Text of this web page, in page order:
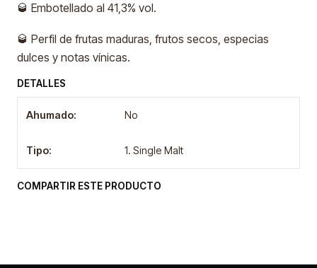
🥃 Embotellado al 41,3% vol.
🥃 Perfil de frutas maduras, frutos secos, especias
dulces y notas vínicas.
DETALLES
Ahumado: No
Tipo: 1. Single Malt
COMPARTIR ESTE PRODUCTO